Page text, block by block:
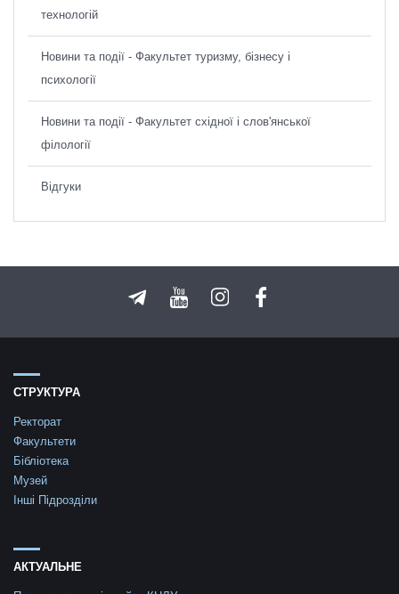
технологій
Новини та події - Факультет туризму, бізнесу і
психології
Новини та події - Факультет східної і слов'янської
філології
Відгуки
СТРУКТУРА
Ректорат
Факультети
Бібліотека
Музей
Інші Підрозділи
АКТУАЛЬНЕ